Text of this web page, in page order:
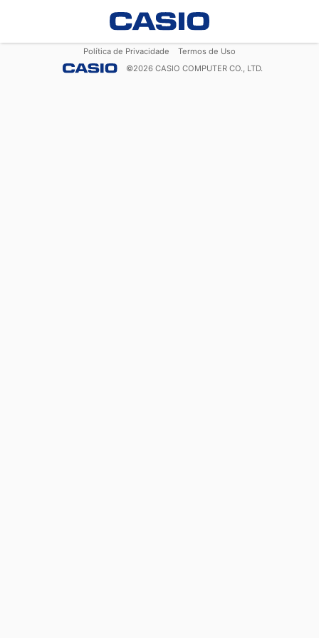
Política de Privacidade
Termos de Uso
©2026 CASIO COMPUTER CO., LTD.